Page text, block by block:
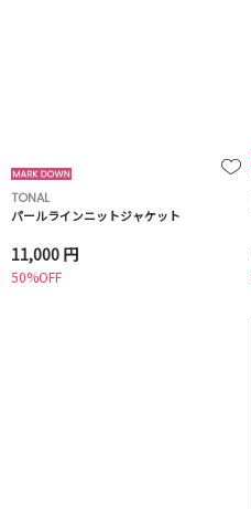
TONAL
パールラインニットジャケット
11,000 円
50%OFF